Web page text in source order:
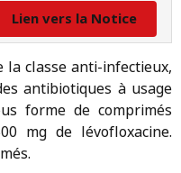
Lien vers la Notice
la classe anti-infectieux,
antibiotiques à usage
forme de comprimés
mg de lévofloxacine.